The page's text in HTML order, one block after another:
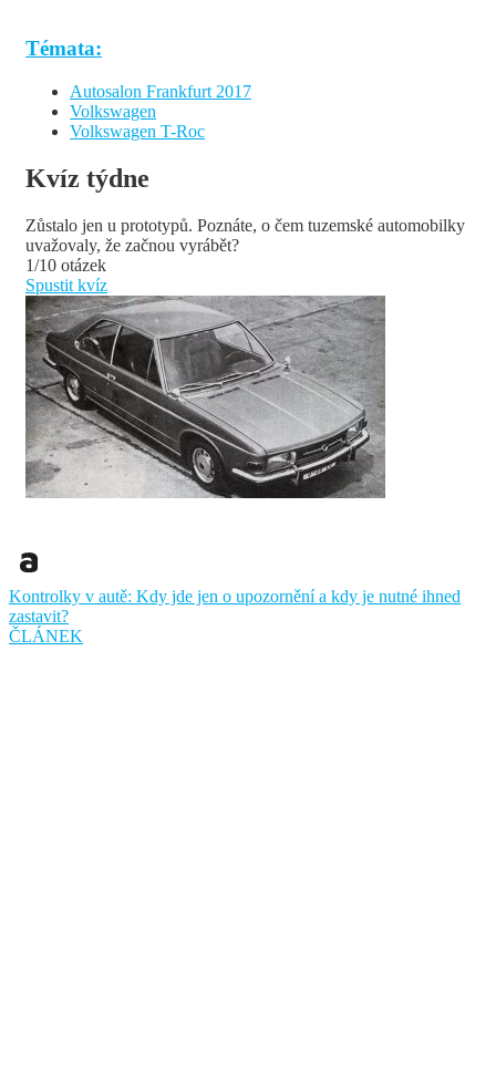
Témata:
Autosalon Frankfurt 2017
Volkswagen
Volkswagen T-Roc
Kvíz týdne
Zůstalo jen u prototypů. Poznáte, o čem tuzemské automobilky
uvažovaly, že začnou vyrábět?
1/10 otázek
Spustit kvíz
Kontrolky v autě: Kdy jde jen o upozornění a kdy je nutné ihned
zastavit?
ČLÁNEK